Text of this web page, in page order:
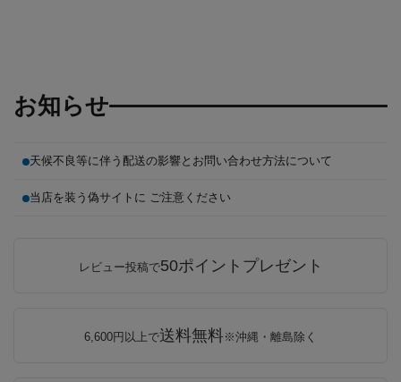
お知らせ
天候不良等に伴う配送の影響とお問い合わせ方法について
当店を装う偽サイトに ご注意ください
レビュー投稿で50ポイントプレゼント
6,600円以上で送料無料※沖縄・離島除く